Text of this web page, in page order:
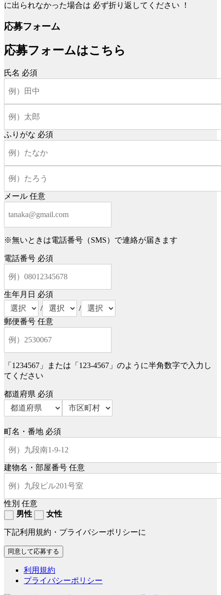
に出られなかった場合は 必ず折り返してください ！
応募フォーム
応募フォームはこちら
氏名 必須
ふりがな 必須
メール 任意
※無いときは電話番号（SMS）で連絡が届きます
電話番号 必須
生年月日 必須
/
/
郵便番号 任意
「1234567」または「123-4567」のように半角数字で入力し
てください
都道府県 必須
町名・番地 必須
建物名・部屋番号 任意
性別 任意
男性
女性
下記利用規約・プライバシーポリシーに
利用規約
プライバシーポリシー